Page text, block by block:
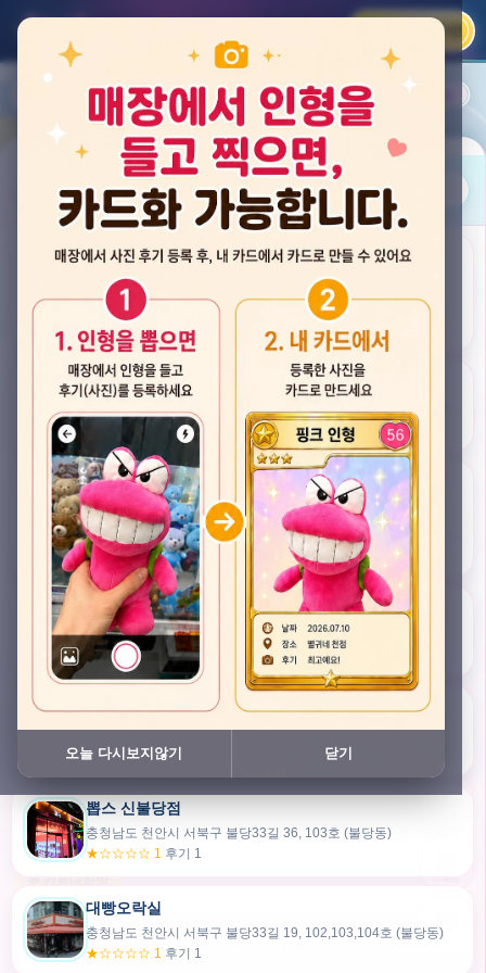
카카오 로그인
평점순 내 주변 즐겨찾기
뽑스 천안 불당점
★★★★☆ 4.2 후기 33
게임플렉스 불당동점
★★★☆☆ 2.5 후기 4
뽑기랜드
★★★★★ 4.7후기 49
픽스팟 불당점
충청남도 천안시 서북구 불당33길 47, 106호 (불당동)
★☆☆☆☆ 1 후기 1
쿠보 신불당점
충청남도 천안시 서북구 불당33길 35, 105호 (불당동)
★★★☆☆ 2.5후기 2
뽑스 신불당점
충청남도 천안시 서북구 불당33길 36, 103호 (불당동)
★☆☆☆☆ 1 후기 1
대빵오락실
충청남도 천안시 서북구 불당33길 19, 102,103,104호 (불당동)
★☆☆☆☆ 1 후기 1
30m
내위치
💬 카톡대화방
오늘 다시보지않기 닫기